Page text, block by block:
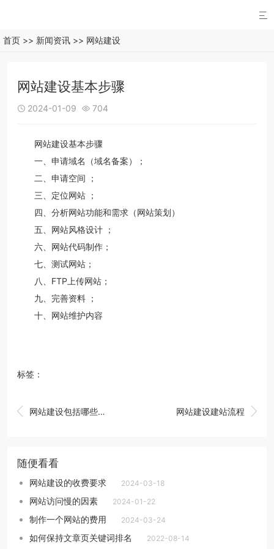

首页 >> 新闻资讯 >> 网站建设
网站建设基本步骤
 2024-01-09  704
网站建设基本步骤
一、申请域名（域名备案）；
二、申请空间 ；
三、定位网站 ；
四、分析网站功能和需求（网站策划）
五、网站风格设计 ；
六、网站代码制作；
七、测试网站；
八、FTP上传网站；
九、完善资料 ；
十、网站维护内容
标签：
 网站建设包括哪些内容 
网站建设建站流程
随便看看
网站建设的收费要求 2024-03-18
网站访问慢的因素 2024-01-22
制作一个网站的费用 2024-03-24
如何保持文章页关键词排名 2022-08-14